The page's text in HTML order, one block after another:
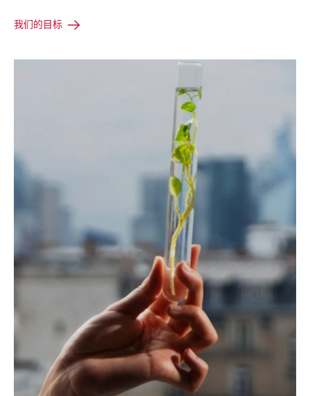
我们的目标